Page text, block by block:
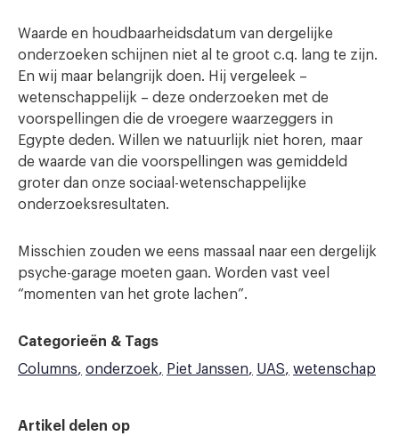
Waarde en houdbaarheidsdatum van dergelijke
onderzoeken schijnen niet al te groot c.q. lang te zijn.
En wij maar belangrijk doen. Hij vergeleek –
wetenschappelijk – deze onderzoeken met de
voorspellingen die de vroegere waarzeggers in
Egypte deden. Willen we natuurlijk niet horen, maar
de waarde van die voorspellingen was gemiddeld
groter dan onze sociaal-wetenschappelijke
onderzoeksresultaten.
Misschien zouden we eens massaal naar een dergelijk
psyche-garage moeten gaan. Worden vast veel
“momenten van het grote lachen”.
Categorieën & Tags
Columns
onderzoek Piet Janssen UAS wetenschap
Artikel delen op